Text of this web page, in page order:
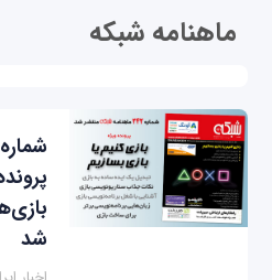
ماهنامه شبکه
شد